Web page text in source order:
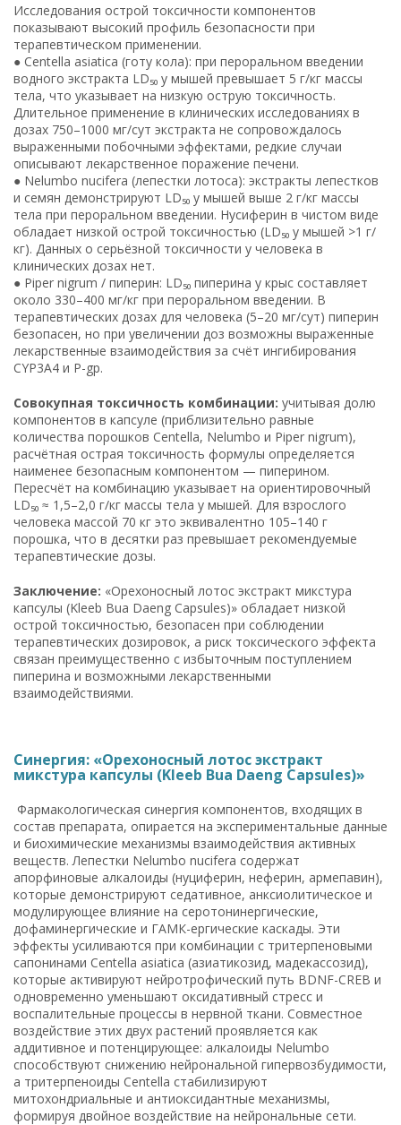
Исследования острой токсичности компонентов
показывают высокий профиль безопасности при
терапевтическом применении.
● Centella asiatica (готу кола): при пероральном введении
водного экстракта LD₅₀ у мышей превышает 5 г/кг массы
тела, что указывает на низкую острую токсичность.
Длительное применение в клинических исследованиях в
дозах 750–1000 мг/сут экстракта не сопровождалось
выраженными побочными эффектами, редкие случаи
описывают лекарственное поражение печени.
● Nelumbo nucifera (лепестки лотоса): экстракты лепестков
и семян демонстрируют LD₅₀ у мышей выше 2 г/кг массы
тела при пероральном введении. Нусиферин в чистом виде
обладает низкой острой токсичностью (LD₅₀ у мышей >1 г/
кг). Данных о серьёзной токсичности у человека в
клинических дозах нет.
● Piper nigrum / пиперин: LD₅₀ пиперина у крыс составляет
около 330–400 мг/кг при пероральном введении. В
терапевтических дозах для человека (5–20 мг/сут) пиперин
безопасен, но при увеличении доз возможны выраженные
лекарственные взаимодействия за счёт ингибирования
CYP3A4 и P-gp.
Совокупная токсичность комбинации: учитывая долю
компонентов в капсуле (приблизительно равные
количества порошков Centella, Nelumbo и Piper nigrum),
расчётная острая токсичность формулы определяется
наименее безопасным компонентом — пиперином.
Пересчёт на комбинацию указывает на ориентировочный
LD₅₀ ≈ 1,5–2,0 г/кг массы тела у мышей. Для взрослого
человека массой 70 кг это эквивалентно 105–140 г
порошка, что в десятки раз превышает рекомендуемые
терапевтические дозы.
Заключение: «Орехоносный лотос экстракт микстура
капсулы (Kleeb Bua Daeng Capsules)» обладает низкой
острой токсичностью, безопасен при соблюдении
терапевтических дозировок, а риск токсического эффекта
связан преимущественно с избыточным поступлением
пиперина и возможными лекарственными
взаимодействиями.
Синергия: «Орехоносный лотос экстракт
микстура капсулы (Kleeb Bua Daeng Capsules)»
Фармакологическая синергия компонентов, входящих в
состав препарата, опирается на экспериментальные данные
и биохимические механизмы взаимодействия активных
веществ. Лепестки Nelumbo nucifera содержат
апорфиновые алкалоиды (нуциферин, неферин, армепавин),
которые демонстрируют седативное, анксиолитическое и
модулирующее влияние на серотонинергические,
дофаминергические и ГАМК-ергические каскады. Эти
эффекты усиливаются при комбинации с тритерпеновыми
сапонинами Centella asiatica (азиатикозид, мадекассозид),
которые активируют нейротрофический путь BDNF-CREB и
одновременно уменьшают оксидативный стресс и
воспалительные процессы в нервной ткани. Совместное
воздействие этих двух растений проявляется как
аддитивное и потенцирующее: алкалоиды Nelumbo
способствуют снижению нейрональной гипервозбудимости,
а тритерпеноиды Centella стабилизируют
митохондриальные и антиоксидантные механизмы,
формируя двойное воздействие на нейрональные сети.